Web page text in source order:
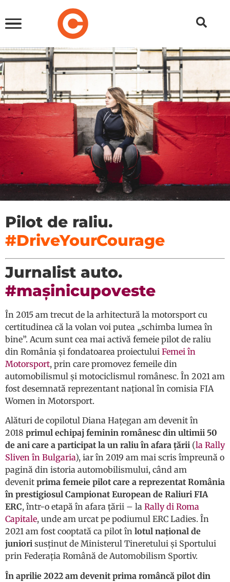
Pilot de raliu.
#DriveYourCourage
Jurnalist auto.
#mașinicupoveste
În 2015 am trecut de la arhitectură la motorsport cu
certitudinea că la volan voi putea „schimba lumea în
bine”. Acum sunt cea mai activă femeie pilot de raliu
din România și fondatoarea proiectului Femei în
Motorsport, prin care promovez femeile din
automobilismul și motociclismul românesc. În 2021 am
fost desemnată reprezentant național în comisia FIA
Women in Motorsport.
Alături de copilotul Diana Hațegan am devenit în
2018 primul echipaj feminin românesc din ultimii 50
de ani care a participat la un raliu în afara țării (la Rally
Sliven în Bulgaria), iar în 2019 am mai scris împreună o
pagină din istoria automobilismului, când am
devenit prima femeie pilot care a reprezentat România
în prestigiosul Campionat European de Raliuri FIA
ERC, într-o etapă în afara țării – la Rally di Roma
Capitale, unde am urcat pe podiumul ERC Ladies. În
2021 am fost cooptată ca pilot în lotul național de
juniori susținut de Ministerul Tineretului și Sportului
prin Federația Română de Automobilism Sportiv.
În aprilie 2022 am devenit prima româncă pilot din